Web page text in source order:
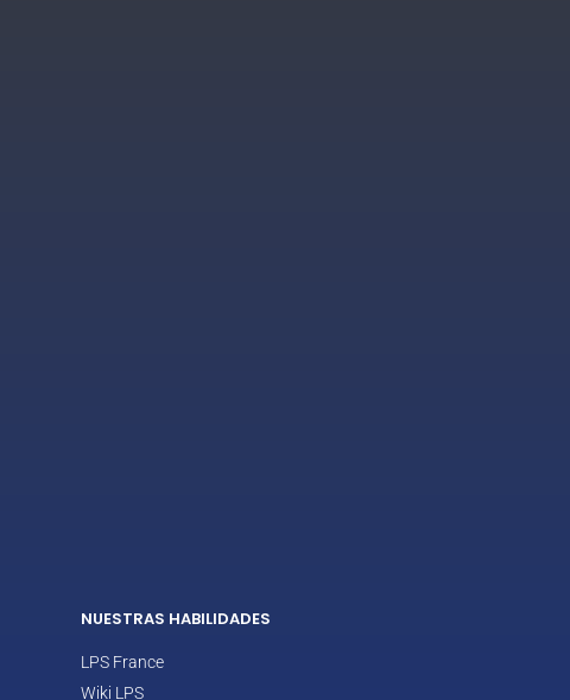
NUESTRAS HABILIDADES
LPS France
Wiki LPS